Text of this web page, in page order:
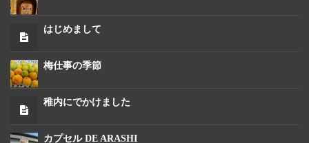
はじめまして
梅仕事の季節
稚内にでかけました
カプセル DE ARASHI